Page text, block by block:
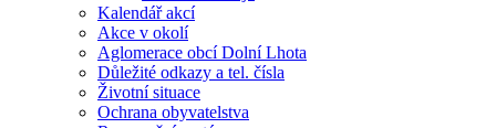
Kalendář akcí
Akce v okolí
Aglomerace obcí Dolní Lhota
Důležité odkazy a tel. čísla
Životní situace
Ochrana obyvatelstva